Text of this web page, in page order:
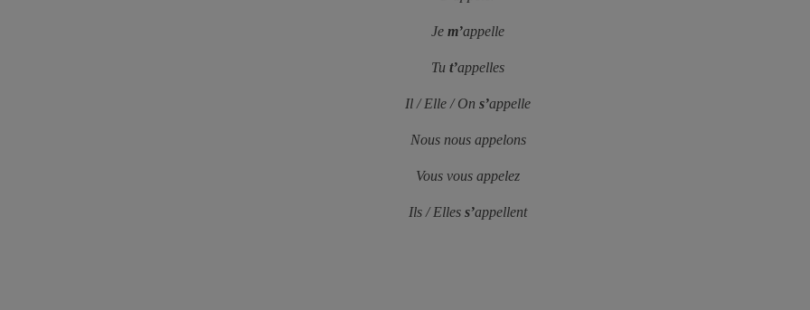
Je m’appelle
Tu t’appelles
Il / Elle / On s’appelle
Nous nousappelons
Vous vous appelez
Ils / Elles s’appellent